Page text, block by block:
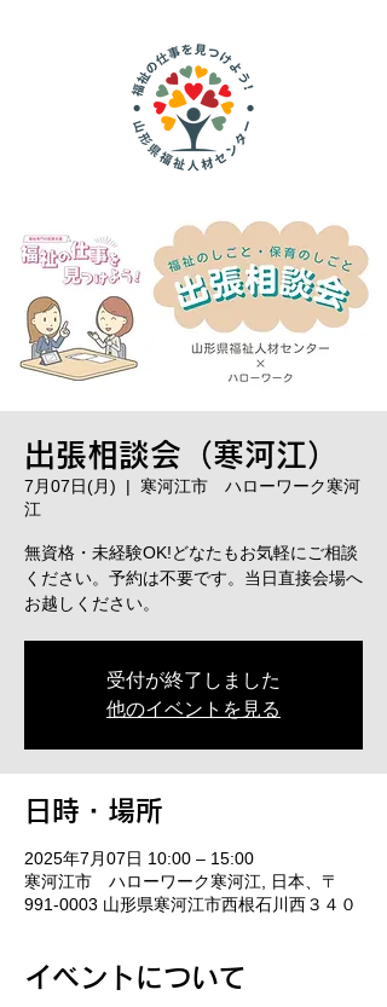
出張相談会（寒河江）
7月07日(月)
  |
寒河江市 ハローワーク寒河
江
無資格・未経験OK!どなたもお気軽にご相談
ください。予約は不要です。当日直接会場へ
お越しください。
受付が終了しました
他のイベントを見る
日時・場所
2025年7月07日 10:00 – 15:00
寒河江市 ハローワーク寒河江, 日本、〒
991-0003 山形県寒河江市西根石川西３４０
イベントについて